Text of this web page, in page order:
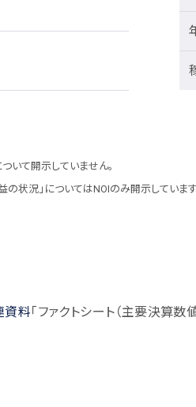
いて開示していません。
状況」についてはNOIのみ開示しています
資料「ファクトシート（主要決算